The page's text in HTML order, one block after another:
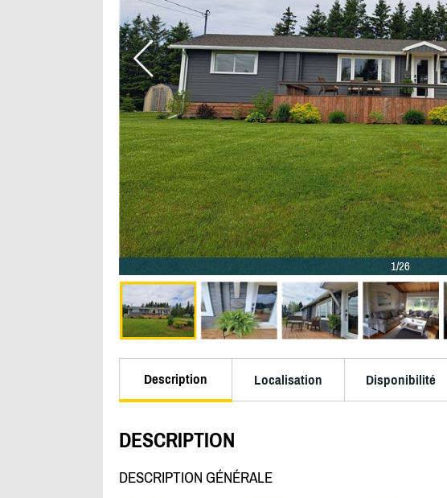
1/26
Description Localisation Disponibilité
DESCRIPTION
DESCRIPTION GÉNÉRALE